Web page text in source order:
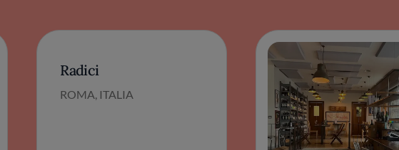
Radici
ROMA, ITALIA